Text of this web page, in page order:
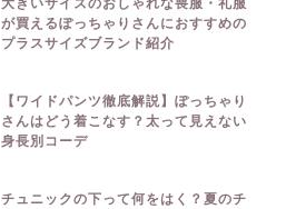
大きいサイズのおしゃれな喪服・礼服
が買えるぽっちゃりさんにおすすめの
プラスサイズブランド紹介
【ワイドパンツ徹底解説】ぽっちゃり
さんはどう着こなす？太って見えない
身長別コーデ
チュニックの下って何をはく？夏のチ